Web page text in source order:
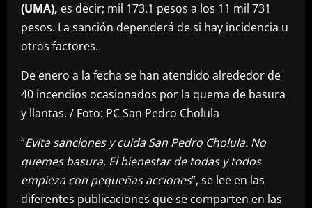
(UMA), es decir; mil 173.1 pesos a los 11 mil 731
pesos. La sanción dependerá de si hay incidencia u
otros factores.
De enero a la fecha se han atendido alrededor de
40 incendios ocasionados por la quema de basura
y llantas. / Foto: PC San Pedro Cholula
“Evita sanciones y cuida San Pedro Cholula. No
quemes basura. El bienestar de todas y todos
empieza con pequeñas acciones”, se lee en las
diferentes publicaciones que se comparten en las